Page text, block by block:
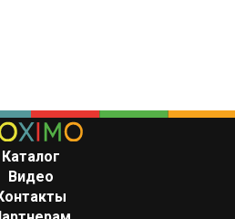
Каталог
Видео